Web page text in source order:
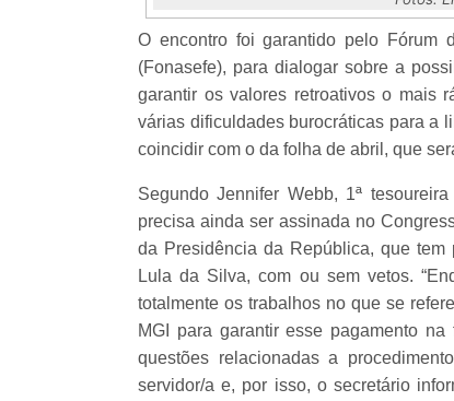
O encontro foi garantido pelo Fórum
(Fonasefe), para dialogar sobre a
garantir os valores retroativos o mais
várias dificuldades burocráticas para a
coincidir com o da folha de abril, que
Segundo Jennifer Webb, 1ª
precisa ainda ser assinada no
da Presidência da República, que
Lula da Silva, com ou sem vetos.
totalmente os trabalhos no que se
MGI para garantir esse pagamento
questões relacionadas a
servidor/a e, por isso, o secretário